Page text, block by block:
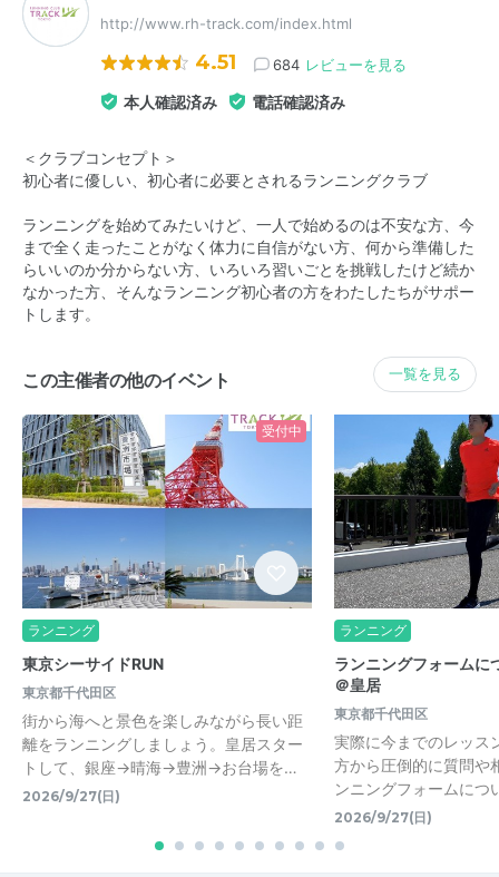
http://www.rh-track.com/index.html
4.51 684 レビューを見る
本人確認済み 電話確認済み
＜クラブコンセプト＞
初心者に優しい、初心者に必要とされるランニングクラブ
ランニングを始めてみたいけど、一人で始めるのは不安な方、今
まで全く走ったことがなく体力に自信がない方、何から準備した
らいいのか分からない方、いろいろ習いごとを挑戦したけど続か
なかった方、そんなランニング初心者の方をわたしたちがサポー
トします。
この主催者の他のイベント 一覧を見る
受付中
ランニング
東京シーサイドRUN
東京都千代田区
街から海へと景色を楽しみながら長い距
離をランニングしましょう。皇居スター
トして、銀座→晴海→豊洲→お台場を…
2026/9/27(日)
ランニング
ランニングフォームに
＠皇居
東京都千代田区
実際に今までのレッス
方から圧倒的に質問や
ンニングフォームに
2026/9/27(日)